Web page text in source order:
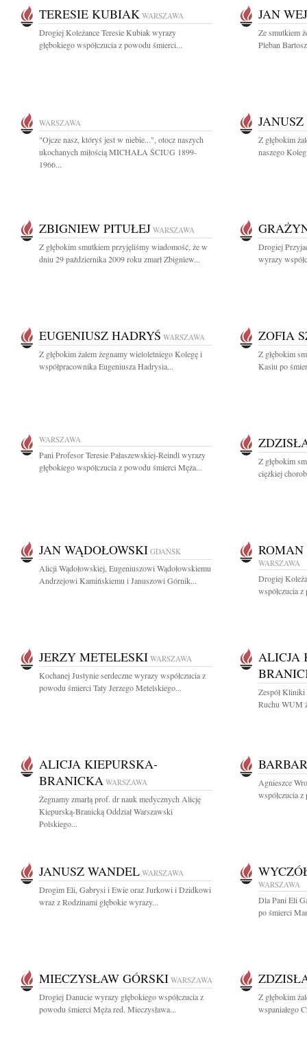
TERESIE KUBIAK WARSZAWA
Drogiej Koleżance Teresie Kubiak wyrazy
głębokiego współczucia z powodu śmierci...
JAN
Ze smutkiem
Pleban
WARSZAWA
"Ojcze nasz, któryś jest w niebie...", otocz naszych
ukochanych miłością MICHAŁA ŚCIUG 1899-
1966...
Z głębokim
naszego
ZBIGNIEW PITUŁEJ WARSZAWA
Z głębokim smutkiem przyjęliśmy wiadomość, że w
dniu 29 października 2009 roku zmarł Zbigniew...
Drogiej
wyrazy
EUGENIUSZ HADRYŚ WARSZAWA
Z głębokim żalem żegnamy wieloletniego Kolegę i
współpracownika Eugeniusza Hadrysia...
ZOFIA
Z głębokim
Kasiu po
WARSZAWA
Pani Profesor Teresie Pałaszewskiej-Reindl wyrazy
głębokiego współczucia z powodu śmierci Męża...
Z głębokim
ciężkiej
JAN WĄDOŁOWSKI GDAŃSK
Alicji Wądołowskiej, Eugeniuszowi Wądołowskiemu
Andrzejowi Kamińskiemu i Januszowi Górnik...
ROMAN
WARSZAWA
Drogiej
współczucia
JERZY METELESKI WARSZAWA
Kochanej Justynie serdeczne wyrazy współczucia z
powodu śmierci Taty Jerzego Metelskiego...
ALICJA
Zespół
Ruchu WUM
ALICJA KIEPURSKA-
BRANICKA WARSZAWA
Żegnamy zmarłą prof. dr nauk medycznych Alicję
Kiepurską-Branicką Oddział Warszawski
Polskiego...
Agnieszce
współczucia
JANUSZ WANDEL WARSZAWA
Drogim Eli, Gabrysi i Ewie oraz Jurkowi i Dzidkowi
wraz z Rodzinami głębokie wyrazy...
WARSZAWA
Dla Pani Eli
po śmierci
MIECZYSŁAW GÓRSKI WARSZAWA
Drogiej Danucie wyrazy głębokiego współczucia z
powodu śmierci Męża red. Mieczysława...
Z głębokim
wspaniałego